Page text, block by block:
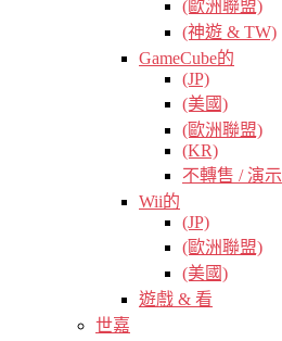
(歐洲聯盟)
(神遊 & TW)
GameCube的
(JP)
(美國)
(歐洲聯盟)
(KR)
不轉售 / 演示
Wii的
(JP)
(歐洲聯盟)
(美國)
遊戲 & 看
世嘉